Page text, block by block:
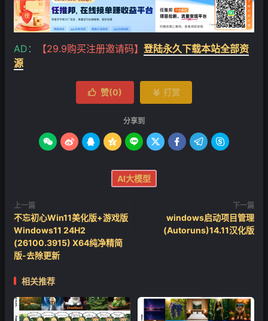
AD： 【29.9购买注册邀请码】 登陆永久下载本站全部资
源
 赞(0)  打赏
分享到
        
AI大模型
上一篇
不忘初心Win11美化版+游戏版
Windows11 24H2
(26100.3915) X64纯净精简
版-去除更新
下一篇
windows启动项目管理
(Autoruns)14.11汉化版
相关推荐